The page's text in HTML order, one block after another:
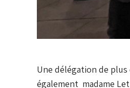
Une délégation de plus
également madame